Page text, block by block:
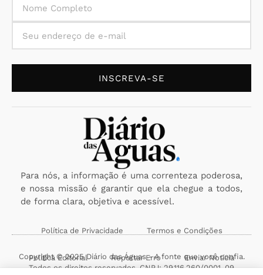
INSCREVA-SE
Para nós, a informação é uma correnteza poderosa,
e nossa missão é garantir que ela chegue a todos,
de forma clara, objetiva e acessível.
Política de Privacidade Termos e Condições
Política Editorial Reportar Erro Enviar Notícia
Copyright © 2025 Diário das Águas - A fonte que você confia.
Todos os direitos reservados. CNPJ: 29.116.260/0001-09